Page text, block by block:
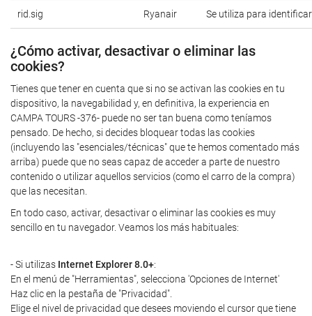
rid.sig Ryanair Se utiliza para
¿Cómo activar, desactivar o eliminar las
cookies?
Tienes que tener en cuenta que si no se activan las cookies en tu
dispositivo, la navegabilidad y, en definitiva, la experiencia en
CAMPA TOURS -376- puede no ser tan buena como teníamos
pensado. De hecho, si decides bloquear todas las cookies
(incluyendo las "esenciales/técnicas" que te hemos comentado más
arriba) puede que no seas capaz de acceder a parte de nuestro
contenido o utilizar aquellos servicios (como el carro de la compra)
que las necesitan.
En todo caso, activar, desactivar o eliminar las cookies es muy
sencillo en tu navegador. Veamos los más habituales:
- Si utilizas Internet Explorer 8.0+:
En el menú de "Herramientas", selecciona 'Opciones de Internet'
Haz clic en la pestaña de "Privacidad".
Elige el nivel de privacidad que desees moviendo el cursor que tiene